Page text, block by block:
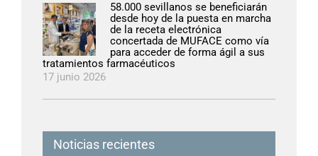
58.000 sevillanos se beneficiarán
desde hoy de la puesta en marcha
de la receta electrónica
concertada de MUFACE como vía
para acceder de forma ágil a sus
tratamientos farmacéuticos
17 junio 2026
Noticias recientes